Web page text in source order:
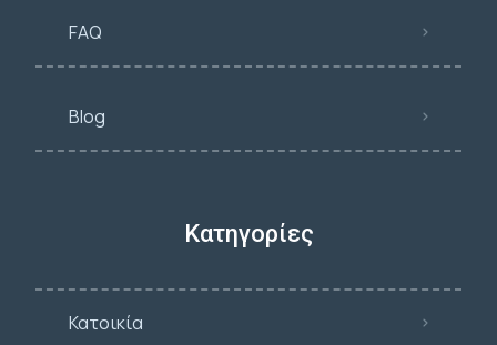
FAQ
Blog
Κατηγορίες
Κατοικία